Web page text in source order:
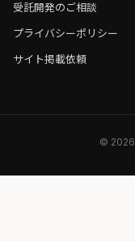
受託開発のご相談
プライバシーポリシー
サイト掲載依頼
© 2026